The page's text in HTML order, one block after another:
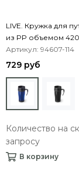
LIVE. Кружка для
из PP объемом
Артикул: 94607-114
729 руб
Количество на
запросу
В корзину